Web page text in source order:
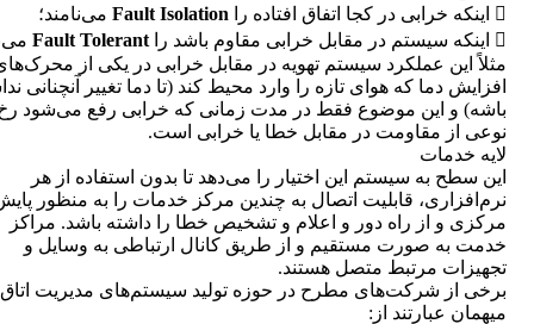
 اینکه خرابی در کجا اتفاق افتاده را
Fault Isolation می‌نامند؛
 اینکه سیستم در مقابل خرابی مقاوم باشد را
Fault Tolerant
مثلاً این عملکرد سیستم تهویه در مقابل خرابی در یکی از
افزایش دما که هوای تازه را وارد محیط کند (تا دما تغییر آنچنانی
باشه) و این موضوع فقط در مدت زمانی که خرابی رفع می‌شود
نوعی از مقاومت در مقابل خطا یا خرابی است.
لایه خدمات
این سطح به سیستم این اختیار را می‌دهد تا بدون استفاده از هر
نرم‌افزاری، قابلیت اتصال به چندین مرکز خدمات را به منظور
مرکزی و از راه دور و اعلام و تشخیص خطا را داشته باشد. مراکز
خدمت به صورت مستقیم و از طریق کانال ارتباطی به وسایل و
تجهیزات مرتبط متصل هستند.
برخی از شرکت‌های مطرح در حوزه تولید سیستم‌های مدیریت اتاق
میهمان عبارتند از: